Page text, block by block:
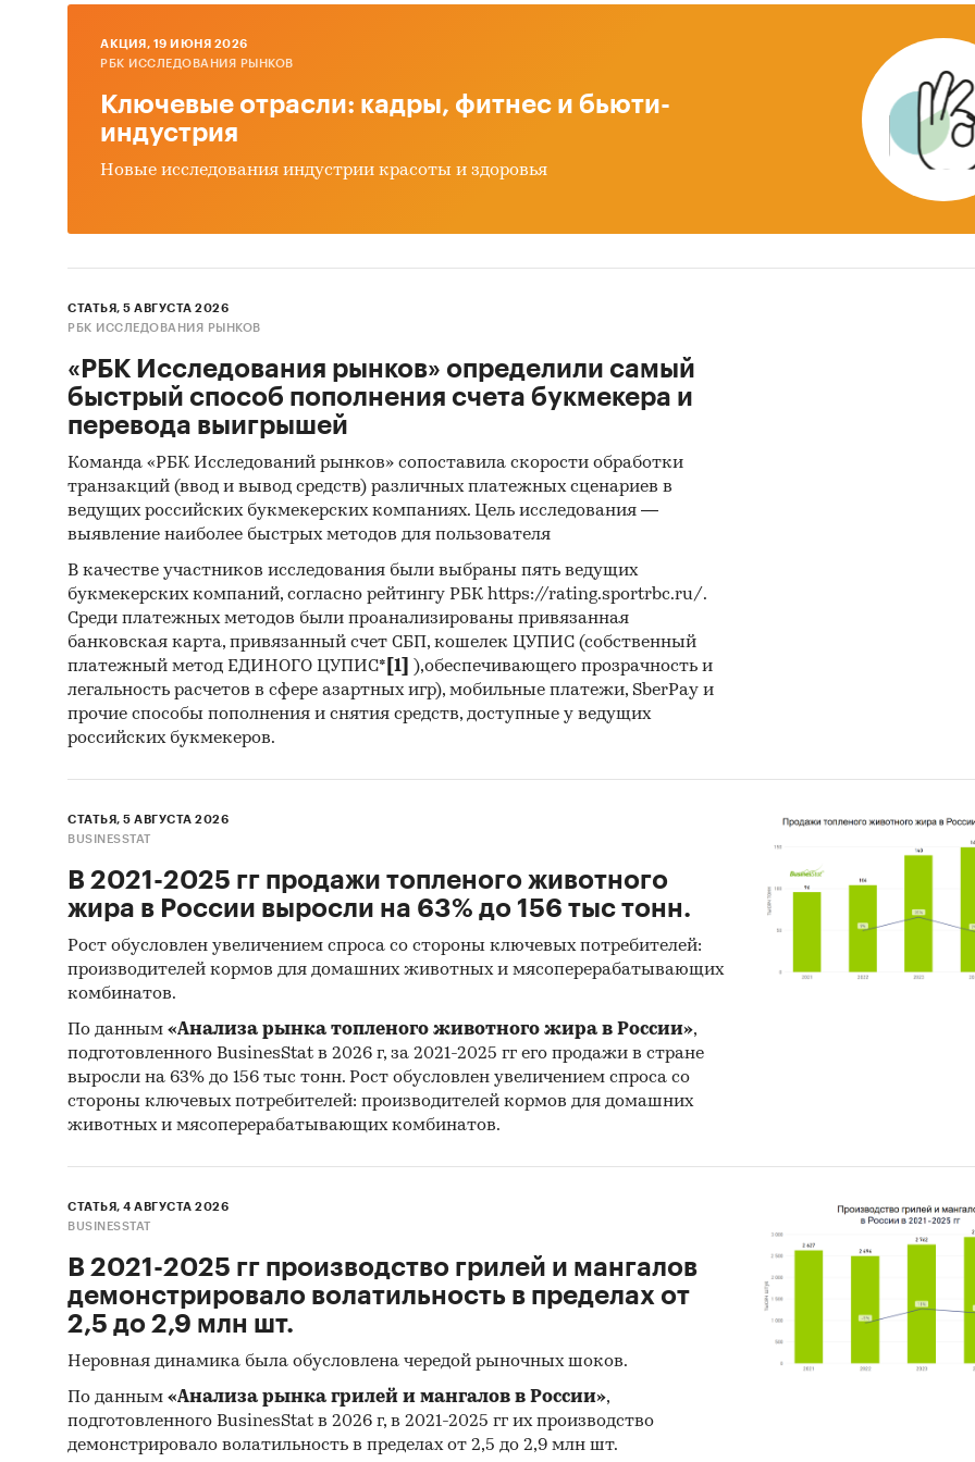
доставки еды, представляет собой нишу с самым высоким
потенциалом роста в интернете. На сегодняшний день на
продуктов через сеть приходится только ***% от
оборота. Согласно мнению экспертов, к 2022 г. размер
достигнет объема в *** млрд. руб.
предыдущим периодом, на ***%, до *** млрд. руб. Лидером
является компания «Утконос» (*** млрд. руб. оборота),
4. Исходя из предпочтений клинтов e-grocery, особое
при разработке нового проекта необходимо уделить
5. Продажа продуктов питания через маркетплейсы в
показала рост на ***% в 2019 г. по сравнению с 2018 г.,
такой крупный сегмент, как автозапчасти и автотовары.
Конкурентная среда:конкурентными категориями
являются 2 категории интернет-ресурсов:
1. Прямые конкуренты - ряд маркетплейсов,
фермеров: «Ешь деревенское». LavkaLavka, Seasonmarket,
сестры», «ТВОЙПРОДУКТ».
онлайн-магазины натуральных и деликатесных
Показатель Значение
Необходимые инвестиции
IRR месячная
IRR годовая
Динамика и объем рынка
AКЦИЯ, 19 ИЮНЯ 2026
РБК ИССЛЕДОВАНИЯ РЫНКОВ
Ключевые отрасли: кадры, фитнес и бьюти-
индустрия
Новые исследования индустрии красоты и здоровья
СТАТЬЯ, 5 АВГУСТА 2026
РБК ИССЛЕДОВАНИЯ РЫНКОВ
«РБК Исследования рынков» определили самый
быстрый способ пополнения счета букмекера и
перевода выигрышей
Команда «РБК Исследований рынков» сопоставила скорости обработки
транзакций (ввод и вывод средств) различных платежных сценариев в
ведущих российских букмекерских компаниях. Цель исследования —
выявление наиболее быстрых методов для пользователя
В качестве участников исследования были выбраны пять ведущих
букмекерских компаний, согласно рейтингу РБК https://rating.sportrbc.ru/.
Среди платежных методов были проанализированы привязанная
банковская карта, привязанный счет СБП, кошелек ЦУПИС (собственный
платежный метод ЕДИНОГО ЦУПИС* [1]
),обеспечивающего прозрачность и
легальность расчетов в сфере азартных игр), мобильные платежи, SberPay и
прочие способы пополнения и снятия средств, доступные у ведущих
российских букмекеров.
СТАТЬЯ, 5 АВГУСТА 2026
BUSINESSTAT
В 2021-2025 гг продажи топленого животного
жира в России выросли на 63% до 156 тыс тонн.
Рост обусловлен увеличением спроса со стороны ключевых потребителей:
производителей кормов для домашних животных и мясоперерабатывающих
комбинатов.
По данным «Анализа рынка топленого животного жира в России»,
подготовленного BusinesStat в 2026 г, за 2021-2025 гг его продажи в стране
выросли на 63% до 156 тыс тонн. Рост обусловлен увеличением спроса со
стороны ключевых потребителей: производителей кормов для домашних
животных и мясоперерабатывающих комбинатов.
СТАТЬЯ, 4 АВГУСТА 2026
BUSINESSTAT
В 2021-2025 гг производство грилей и мангалов
демонстрировало волатильность в пределах от
2,5 до 2,9 млн шт.
Неровная динамика была обусловлена чередой рыночных шоков.
По данным «Анализа рынка грилей и мангалов в России»,
подготовленного BusinesStat в 2026 г, в 2021-2025 гг их производство
демонстрировало волатильность в пределах от 2,5 до 2,9 млн шт.